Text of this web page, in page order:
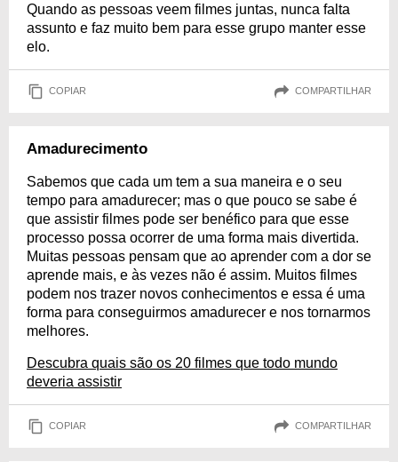
Quando as pessoas veem filmes juntas, nunca falta
assunto e faz muito bem para esse grupo manter esse
elo.
COPIAR COMPARTILHAR
Amadurecimento
Sabemos que cada um tem a sua maneira e o seu
tempo para amadurecer; mas o que pouco se sabe é
que assistir filmes pode ser benéfico para que esse
processo possa ocorrer de uma forma mais divertida.
Muitas pessoas pensam que ao aprender com a dor se
aprende mais, e às vezes não é assim. Muitos filmes
podem nos trazer novos conhecimentos e essa é uma
forma para conseguirmos amadurecer e nos tornarmos
melhores.
Descubra quais são os 20 filmes que todo mundo
deveria assistir
COPIAR COMPARTILHAR